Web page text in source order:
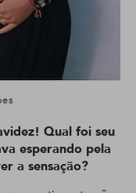
Qual foi seu
esperando pela
a sensação?